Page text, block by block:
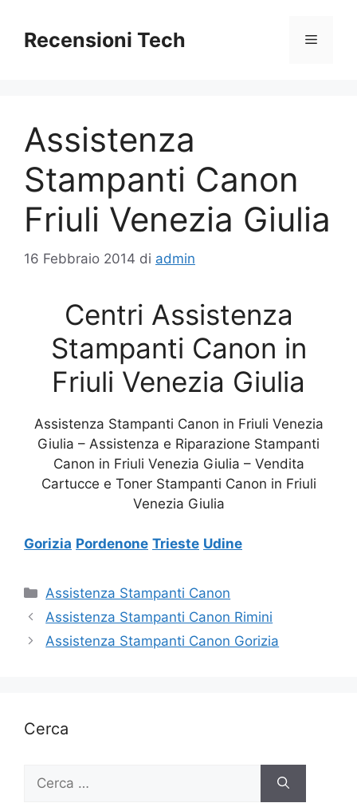
contenuto
Recensioni Tech Menu
Assistenza
Stampanti Canon
Friuli Venezia Giulia
16 Febbraio 2014 di admin
Centri Assistenza
Stampanti Canon in
Friuli Venezia Giulia
Assistenza Stampanti Canon in Friuli Venezia
Giulia – Assistenza e Riparazione Stampanti
Canon in Friuli Venezia Giulia – Vendita
Cartucce e Toner Stampanti Canon in Friuli
Venezia Giulia
Gorizia Pordenone Trieste Udine
Categorie
Assistenza Stampanti Canon
Assistenza Stampanti Canon Rimini
Assistenza Stampanti Canon Gorizia
Cerca
Ricerca